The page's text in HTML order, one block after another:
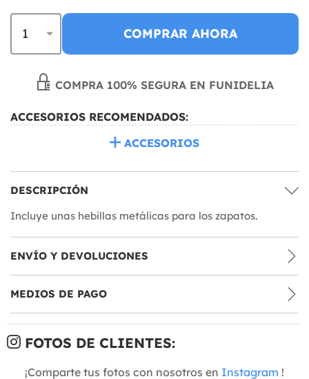
COMPRAR AHORA
COMPRA 100% SEGURA EN FUNIDELIA
ACCESORIOS RECOMENDADOS:
ACCESORIOS
DESCRIPCIÓN
Incluye unas hebillas metálicas para los zapatos.
ENVÍO Y DEVOLUCIONES
MEDIOS DE PAGO
FOTOS DE CLIENTES:
¡Comparte tus fotos con nosotros en Instagram !